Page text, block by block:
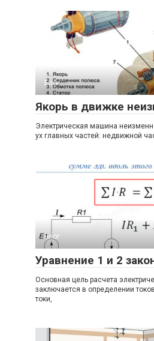
Блог
Якорь в движке
Электрическая машина
ух главных частей: недвижной
Блог
Уравнение 1 и 2
Основная цель расчета
заключается в определении
токи,